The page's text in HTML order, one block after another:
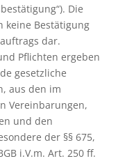
Die
keine Bestätigung
dar.
Pflichten ergeben
gesetzliche
aus den im
Vereinbarungen,
und den
der §§ 675,
i.V.m. Art. 250 ff.